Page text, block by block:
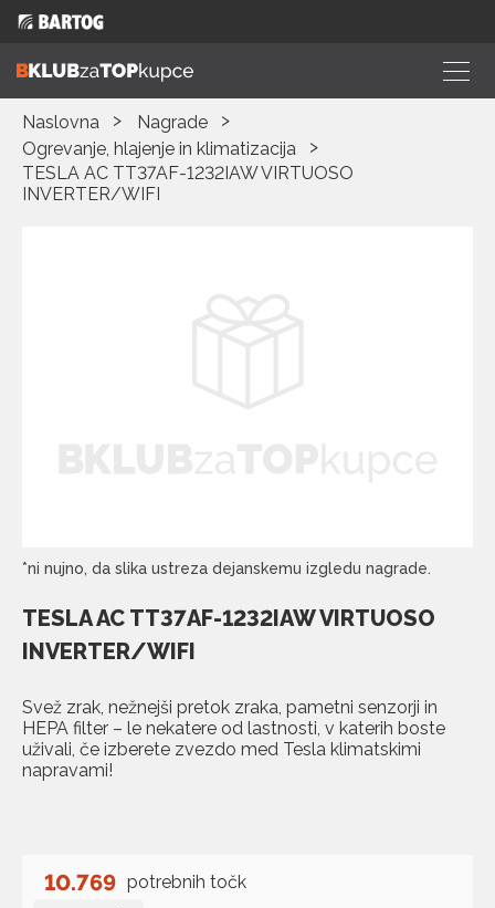
Naslovna
Nagrade
Ogrevanje, hlajenje in klimatizacija
TESLA AC TT37AF-1232IAW VIRTUOSO
INVERTER/WIFI
*ni nujno, da slika ustreza dejanskemu izgledu nagrade.
TESLA AC TT37AF-1232IAW VIRTUOSO
INVERTER/WIFI
Svež zrak, nežnejši pretok zraka, pametni senzorji in
HEPA filter – le nekatere od lastnosti, v katerih boste
uživali, če izberete zvezdo med Tesla klimatskimi
napravami!
10.769 potrebnih točk